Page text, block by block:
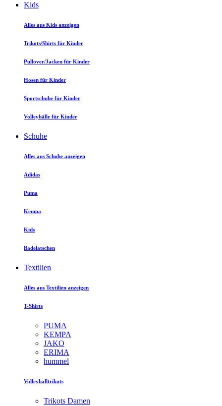
Kids
Alles aus Kids anzeigen
Trikots/Shirts für Kinder
Pullover/Jacken für Kinder
Hosen für Kinder
Sportschuhe für Kinder
Volleybälle für Kinder
Schuhe
Alles aus Schuhe anzeigen
Adidas
Puma
Kempa
Kids
Badelatschen
Textilien
Alles aus Textilien anzeigen
T-Shirts
PUMA
KEMPA
JAKO
ERIMA
hummel
Volleyballtrikots
Trikots Damen